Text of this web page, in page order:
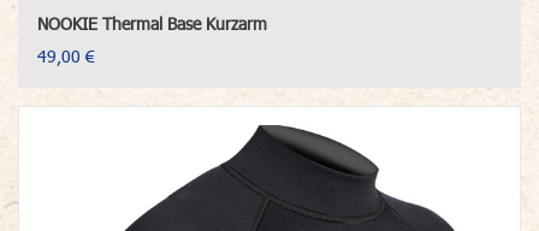
NOOKIE Thermal Base Kurzarm
49,00 €